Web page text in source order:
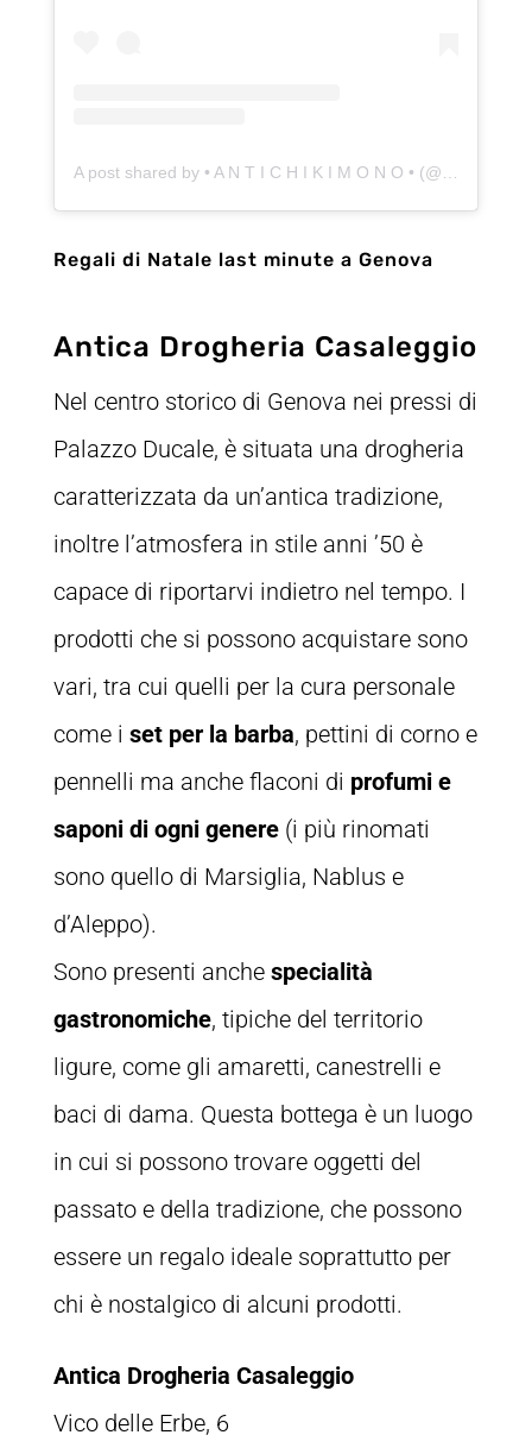
Regali di Natale last minute a Genova
Antica Drogheria Casaleggio
Nel centro storico di Genova nei pressi di
Palazzo Ducale, è situata una drogheria
caratterizzata da un’antica tradizione,
inoltre l’atmosfera in stile anni ’50 è
capace di riportarvi indietro nel tempo. I
prodotti che si possono acquistare sono
vari, tra cui quelli per la cura personale
come i set per la barba, pettini di corno e
pennelli ma anche flaconi di profumi e
saponi di ogni genere(i più rinomati
sono quello di Marsiglia, Nablus e
d’Aleppo).
Sono presenti anche specialità
gastronomiche, tipiche del territorio
ligure, come gli amaretti, canestrelli e
baci di dama. Questa bottega è un luogo
in cui si possono trovare oggetti del
passato e della tradizione, che possono
essere un regalo ideale soprattutto per
chi è nostalgico di alcuni prodotti.
Antica Drogheria Casaleggio
Vico delle Erbe, 6